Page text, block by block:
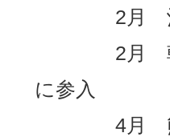
2月 沖縄
2月 朝倉酒
に参入
4月 熊本県